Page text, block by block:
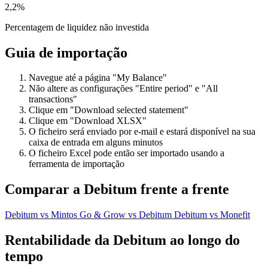
2,2%
Percentagem de liquidez não investida
Guia de importação
Navegue até a página "My Balance"
Não altere as configurações "Entire period" e "All
transactions"
Clique em "Download selected statement"
Clique em "Download XLSX"
O ficheiro será enviado por e-mail e estará disponível na sua
caixa de entrada em alguns minutos
O ficheiro Excel pode então ser importado usando a
ferramenta de importação
Comparar a Debitum frente a frente
Debitum vs Mintos Go & Grow vs Debitum Debitum vs Monefit
Rentabilidade da Debitum ao longo do
tempo